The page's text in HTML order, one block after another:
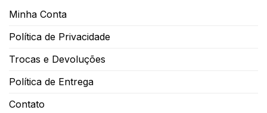
Minha Conta
Política de Privacidade
Trocas e Devoluções
Política de Entrega
Contato